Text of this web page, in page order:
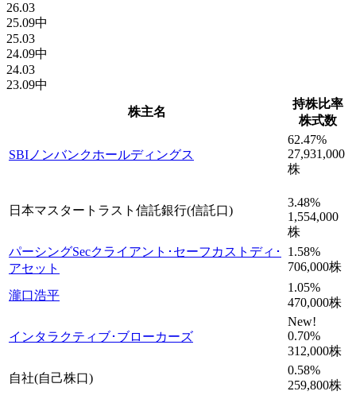
26.03
25.09中
25.03
24.09中
24.03
23.09中
株主名
持株比率
株式数
SBIノンバンクホールディングス
62.47%
27,931,000
株
日本マスタートラスト信託銀行(信託口)
3.48%
1,554,000
株
パーシングSecクライアント･セーフカストディ･
アセット
1.58%
706,000株
瀧口浩平
1.05%
470,000株
インタラクティブ･ブローカーズ
New!
0.70%
312,000株
自社(自己株口)
0.58%
259,800株